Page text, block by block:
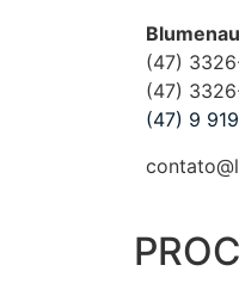
Blumenau
(47)
(47)
(47) 9